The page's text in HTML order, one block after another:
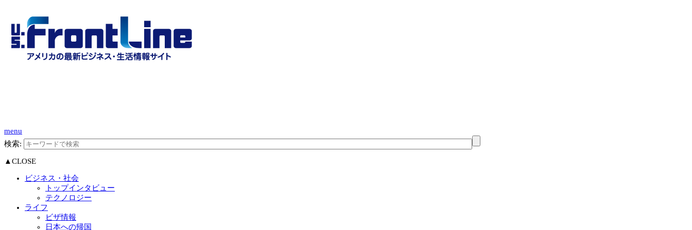
menu
検索:
▲CLOSE
ビジネス・社会
トップインタビュー
テクノロジー
ライフ
ビザ情報
日本への帰国